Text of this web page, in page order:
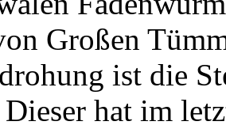
Großen
ist die
hat im